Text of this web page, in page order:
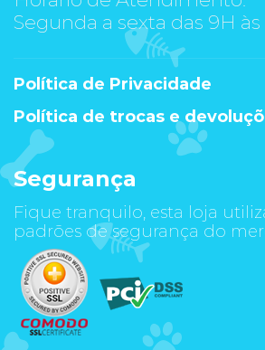
Segunda a sexta das 9H às
Política de Privacidade
Política de trocas e
Segurança
Fique tranquilo, esta loja
padrões de segurança do